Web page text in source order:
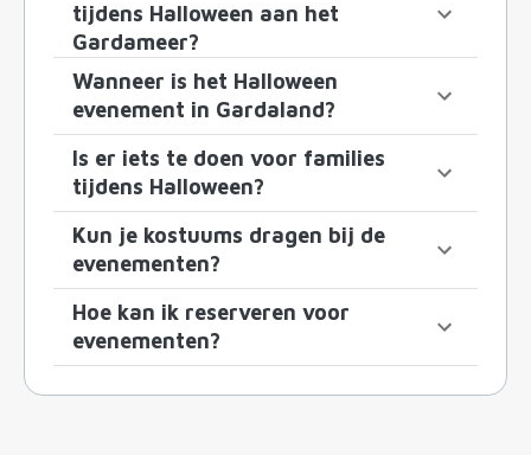
tijdens Halloween aan het
Gardameer?
Wanneer is het Halloween
evenement in Gardaland?
Is er iets te doen voor families
tijdens Halloween?
Kun je kostuums dragen bij de
evenementen?
Hoe kan ik reserveren voor
evenementen?